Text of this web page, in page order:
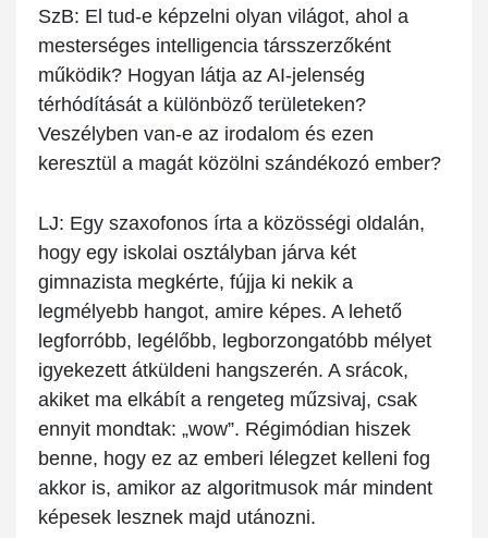
SzB: El tud-e képzelni olyan világot, ahol a
mesterséges intelligencia társszerzőként
működik? Hogyan látja az AI-jelenség
térhódítását a különböző területeken?
Veszélyben van-e az irodalom és ezen
keresztül a magát közölni szándékozó ember?
LJ: Egy szaxofonos írta a közösségi oldalán,
hogy egy iskolai osztályban járva két
gimnazista megkérte, fújja ki nekik a
legmélyebb hangot, amire képes. A lehető
legforróbb, legélőbb, legborzongatóbb mélyet
igyekezett átküldeni hangszerén. A srácok,
akiket ma elkábít a rengeteg műzsivaj, csak
ennyit mondtak: „wow”. Régimódian hiszek
benne, hogy ez az emberi lélegzet kelleni fog
akkor is, amikor az algoritmusok már mindent
képesek lesznek majd utánozni.